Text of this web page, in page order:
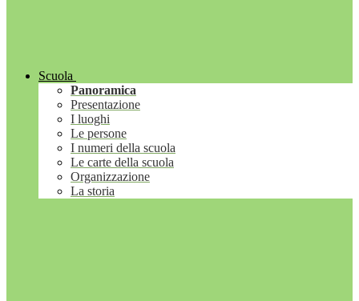
Scuola
Panoramica
Presentazione
I luoghi
Le persone
I numeri della scuola
Le carte della scuola
Organizzazione
La storia